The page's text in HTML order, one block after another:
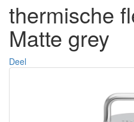
thermische
Matte grey
Deel